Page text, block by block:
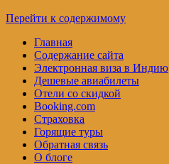
Перейти к содержимому
Главная
Содержание сайта
Электронная виза в Индию
Дешевые авиабилеты
Отели со скидкой
Booking.com
Страховка
Горящие туры
Обратная связь
О блоге